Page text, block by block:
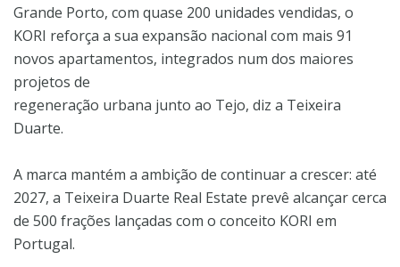
Grande Porto, com quase 200 unidades vendidas, o
KORI reforça a sua expansão nacional com mais 91
novos apartamentos, integrados num dos maiores
projetos de
regeneração urbana junto ao Tejo, diz a Teixeira
Duarte.
A marca mantém a ambição de continuar a crescer: até
2027, a Teixeira Duarte Real Estate prevê alcançar cerca
de 500 frações lançadas com o conceito KORI em
Portugal.